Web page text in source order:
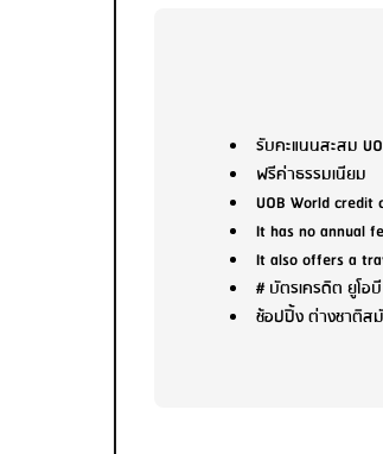
รับคะแนนสะสม
ฟรีค่าธรรมเนียม
UOB World
It has no annual
It also offers a
# บัตรเครดิต ยูโอบี
ช้อปปิ้ง ต่างชาติส